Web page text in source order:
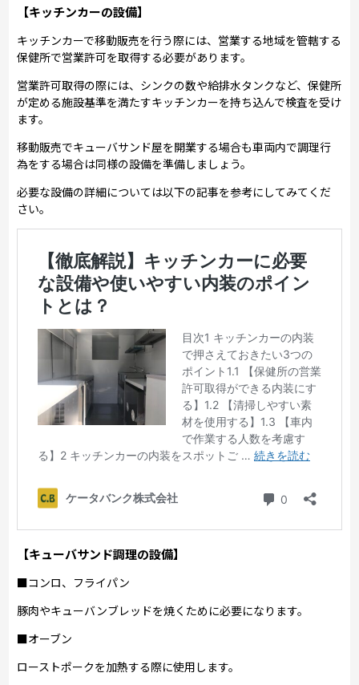
【キッチンカーの設備】
キッチンカーで移動販売を行う際には、営業する地域を管轄する
保健所で営業許可を取得する必要があります。
営業許可取得の際には、シンクの数や給排水タンクなど、保健所
が定める施設基準を満たすキッチンカーを持ち込んで検査を受け
ます。
移動販売でキューバサンド屋を開業する場合も車両内で調理行
為をする場合は同様の設備を準備しましょう。
必要な設備の詳細については以下の記事を参考にしてみてくだ
さい。
【キューバサンド調理の設備】
■コンロ、フライパン
豚肉やキューバンブレッドを焼くために必要になります。
■オーブン
ローストポークを加熱する際に使用します。